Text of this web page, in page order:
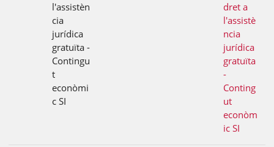
l'assistèn
cia
jurídica
gratuïta -
Contingu
t
econòmi
c SI
dret a
l'assistè
ncia
jurídica
gratuïta
-
Conting
ut
econòm
ic SI